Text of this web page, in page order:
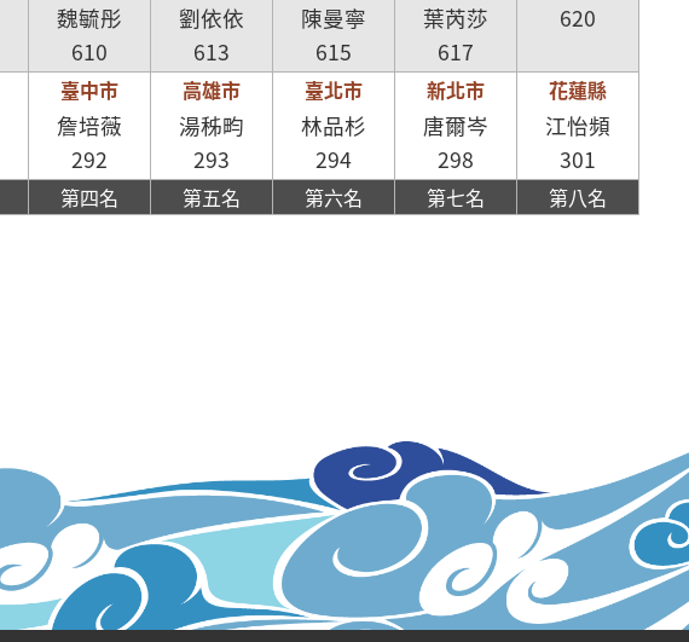
魏毓彤
610
劉依依
613
陳曼寧
615
葉芮莎
617
620
臺中市
詹培薇
292
高雄市
湯秭畇
293
臺北市
林品杉
294
新北市
唐爾岑
298
花蓮縣
江怡頻
301
第四名 第五名 第六名 第七名 第八名